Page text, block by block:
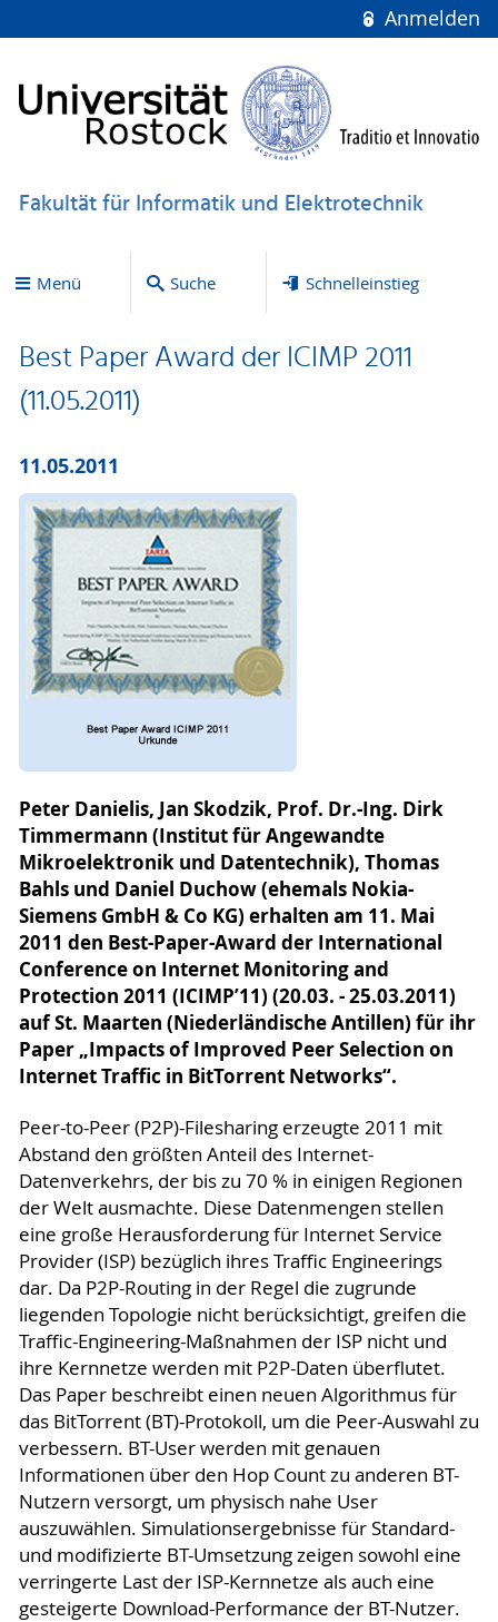
Anmelden
Fakultät für Informatik und Elektrotechnik
Menü Suche Schnelleinstieg
Best Paper Award der ICIMP 2011
(11.05.2011)
11.05.2011
Peter Danielis, Jan Skodzik, Prof. Dr.-Ing. Dirk
Timmermann (Institut für Angewandte
Mikroelektronik und Datentechnik), Thomas
Bahls und Daniel Duchow (ehemals Nokia-
Siemens GmbH & Co KG) erhalten am 11. Mai
2011 den Best-Paper-Award der International
Conference on Internet Monitoring and
Protection 2011 (ICIMP’11) (20.03. - 25.03.2011)
auf St. Maarten (Niederländische Antillen) für ihr
Paper „Impacts of Improved Peer Selection on
Internet Traffic in BitTorrent Networks“.
Peer-to-Peer (P2P)-Filesharing erzeugte 2011 mit
Abstand den größten Anteil des Internet-
Datenverkehrs, der bis zu 70 % in einigen Regionen
der Welt ausmachte. Diese Datenmengen stellen
eine große Herausforderung für Internet Service
Provider (ISP) bezüglich ihres Traffic Engineerings
dar. Da P2P-Routing in der Regel die zugrunde
liegenden Topologie nicht berücksichtigt, greifen die
Traffic-Engineering-Maßnahmen der ISP nicht und
ihre Kernnetze werden mit P2P-Daten überflutet.
Das Paper beschreibt einen neuen Algorithmus für
das BitTorrent (BT)-Protokoll, um die Peer-Auswahl zu
verbessern. BT-User werden mit genauen
Informationen über den Hop Count zu anderen BT-
Nutzern versorgt, um physisch nahe User
auszuwählen. Simulationsergebnisse für Standard-
und modifizierte BT-Umsetzung zeigen sowohl eine
verringerte Last der ISP-Kernnetze als auch eine
gesteigerte Download-Performance der BT-Nutzer.